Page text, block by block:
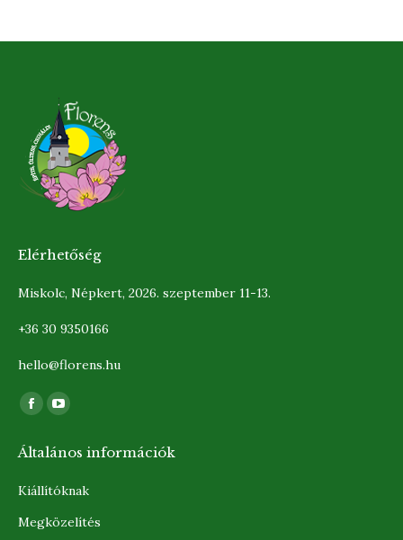
Elérhetőség
Miskolc, Népkert, 2026. szeptember 11-13.
+36 30 9350166
hello@florens.hu
Find us on:
Facebook
opens
in
window
YouTube
opens
in
window
Általános információk
Kiállítóknak
Megközelítés